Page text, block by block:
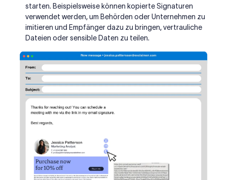
starten. Beispielsweise können kopierte Signaturen
verwendet werden, um Behörden oder Unternehmen zu
imitieren und Empfänger dazu zu bringen, vertrauliche
Dateien oder sensible Daten zu teilen.